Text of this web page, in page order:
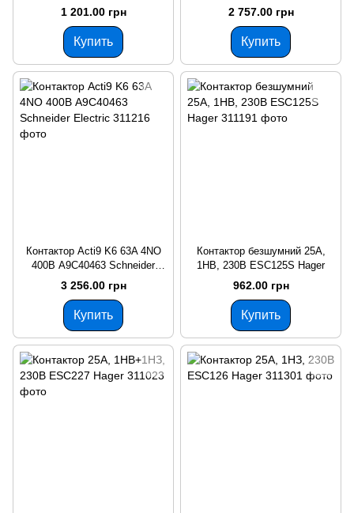
Electric
1 201.00 грн
Купить
Electric
2 757.00 грн
Купить
Контактор Acti9 K6 63A 4NO
400В A9C40463 Schneider
Electric
3 256.00 грн
Купить
Контактор безшумний 25A,
1НВ, 230В ESC125S Hager
962.00 грн
Купить